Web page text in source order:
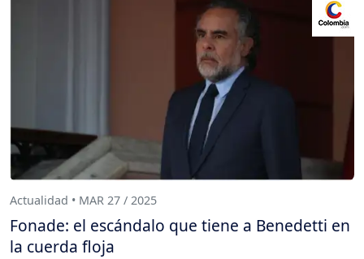
Actualidad • MAR 27 / 2025
Fonade: el escándalo que tiene a Benedetti en
la cuerda floja